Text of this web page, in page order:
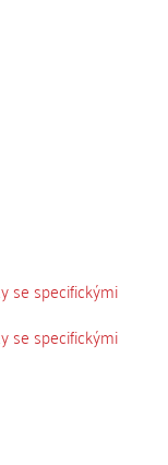
se specifickými
se specifickými